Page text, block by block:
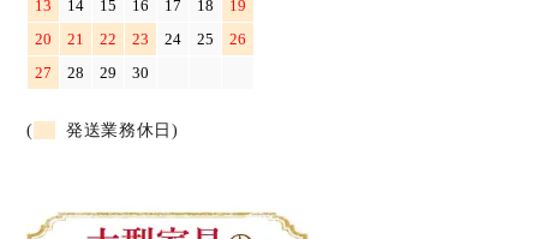
13
14 15 16 17 18
19
20
21 22 23 24 25
26
27
28 29 30
( 発送業務休日)